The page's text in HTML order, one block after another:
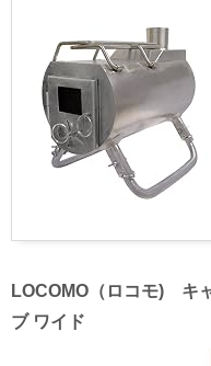
LOCOMO（ロコモ) キ
ブ ワイド